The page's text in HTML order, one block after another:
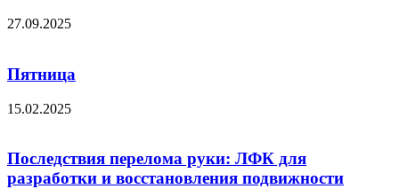
27.09.2025
Пятница
15.02.2025
Последствия перелома руки: ЛФК для
разработки и восстановления подвижности